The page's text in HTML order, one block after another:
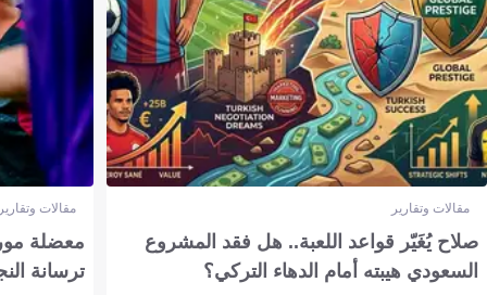
مقالات وتقارير
صلاح يُغَيّر قواعد اللعبة.. هل فقد المشروع
السعودي هيبته أمام الدهاء التركي؟
مقالات
معضلة
ترسانة